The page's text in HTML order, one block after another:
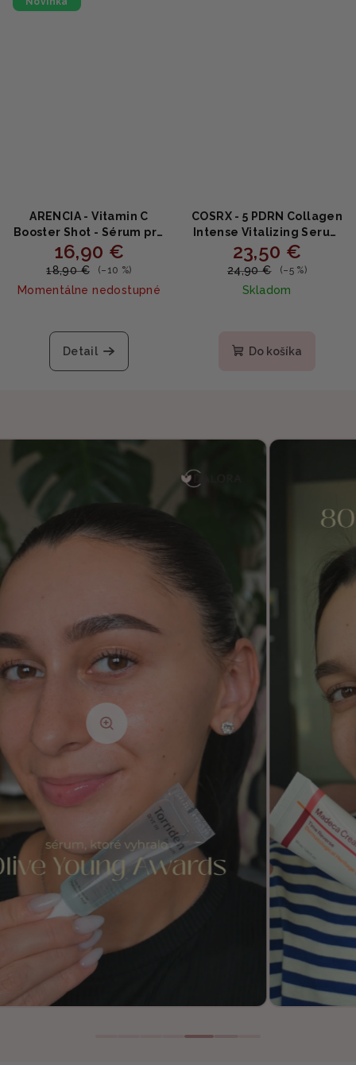
ARENCIA - Vitamin C
Booster Shot - Sérum pre
zjednotenie tónu a
žiarivú pleť 30ml
16,90 €
18,90 € (–10 %)
Momentálne nedostupné
Detail
COSRX - 5 PDRN Collagen
Intense Vitalizing Serum
- Revitalizačné sérum s
PDRN DNA komplexom a
kolagénom 100ml
23,50 €
24,90 € (–5 %)
Skladom
Do košíka